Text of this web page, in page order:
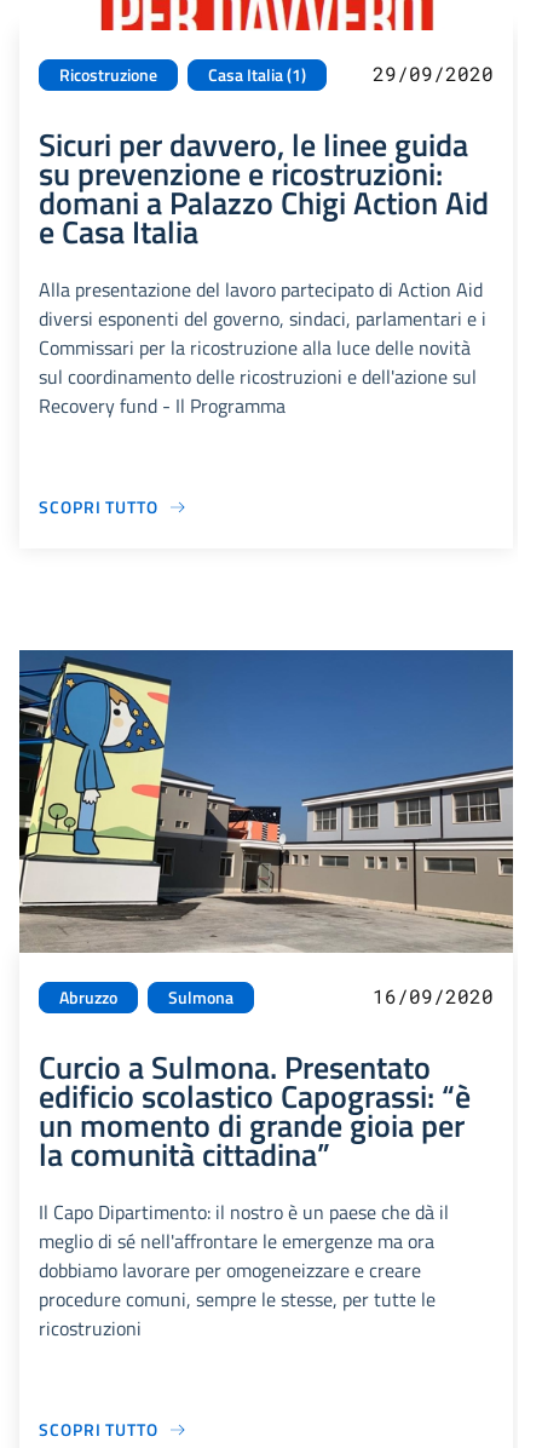
Ricostruzione Casa Italia (1) 29/09/2020
Sicuri per davvero, le linee guida
su prevenzione e ricostruzioni:
domani a Palazzo Chigi Action Aid
e Casa Italia
Alla presentazione del lavoro partecipato di Action Aid
diversi esponenti del governo, sindaci, parlamentari e i
Commissari per la ricostruzione alla luce delle novità
sul coordinamento delle ricostruzioni e dell'azione sul
Recovery fund - Il Programma
SCOPRI TUTTO
Abruzzo Sulmona 16/09/2020
Curcio a Sulmona. Presentato
edificio scolastico Capograssi: “è
un momento di grande gioia per
la comunità cittadina”
Il Capo Dipartimento: il nostro è un paese che dà il
meglio di sé nell'affrontare le emergenze ma ora
dobbiamo lavorare per omogeneizzare e creare
procedure comuni, sempre le stesse, per tutte le
ricostruzioni
SCOPRI TUTTO